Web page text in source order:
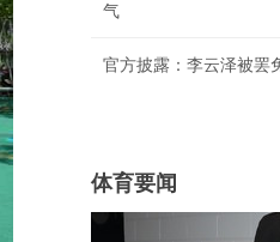
气
官方披露：李云泽被罢
体育要闻